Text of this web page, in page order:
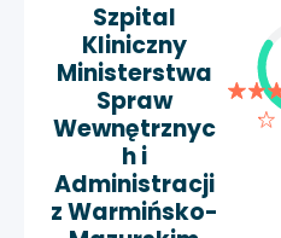
Szpital
Kliniczny
Ministerstwa
Spraw
Wewnętrznyc
h i
Administracji
z Warmińsko-